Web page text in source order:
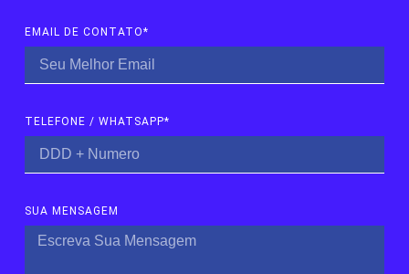
EMAIL DE CONTATO*
TELEFONE / WHATSAPP*
SUA MENSAGEM